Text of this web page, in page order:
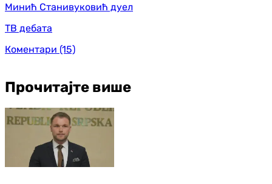
Минић Станивуковић дуел
ТВ дебата
Коментари (15)
Прочитајте више